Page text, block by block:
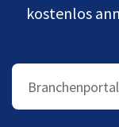
kostenlos